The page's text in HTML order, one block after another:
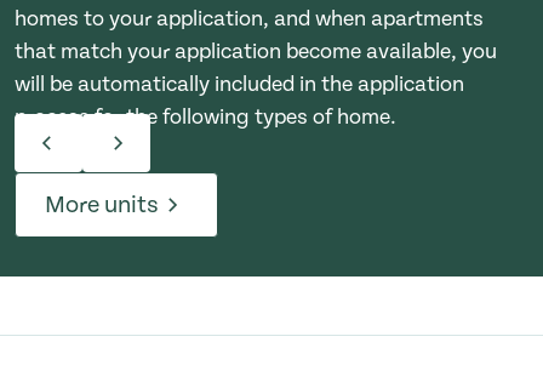
homes to your application, and when apartments
that match your application become available, you
will be automatically included in the application
process for the following types of home.
More units